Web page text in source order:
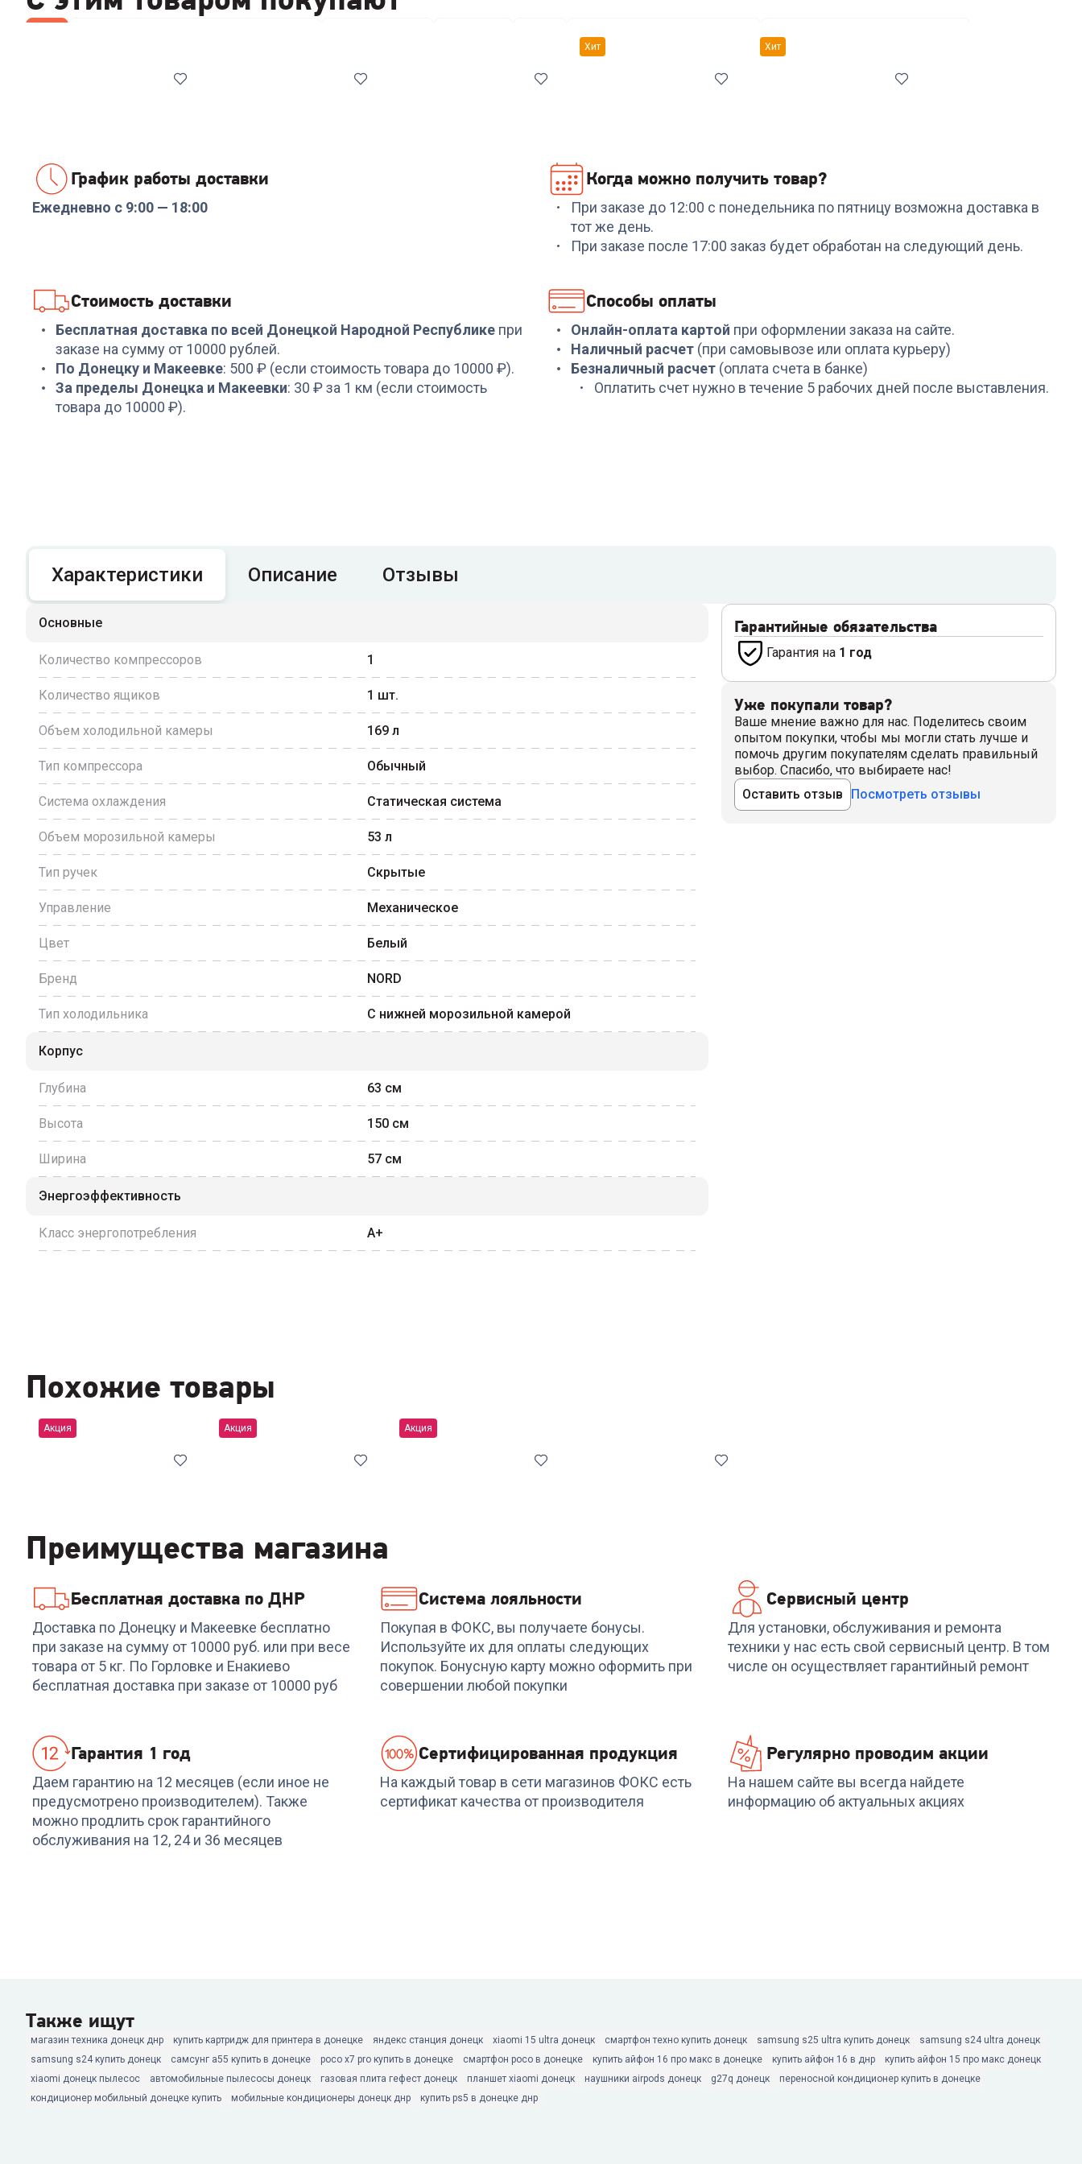
Код:00-00014086
1 599 15 999 2 999₽
Хит
Код:00-00014294
Набор посуды
RONDELL RDS-1291
18 999
Хит
Код:6878983
Кастрюля RONDELL RD-
1591 с/кр 18 см 2,0 л
2 999
Код: 6503465
Набор ножей
RD-1130 Urban
График работы доставки
Ежедневно с 9:00 — 18:00
Когда можно получить товар?
При заказе до 12:00 с понедельника по пятницу возможна доставка в
тот же день.
При заказе после 17:00 заказ будет обработан на следующий день.
Стоимость доставки
Бесплатная доставка по всей Донецкой Народной Республике при
заказе на сумму от 10000 рублей.
По Донецку и Макеевке: 500 ₽ (если стоимость товара до 10000 ₽).
За пределы Донецка и Макеевки: 30 ₽ за 1 км (если стоимость
товара до 10000 ₽).
Способы оплаты
Онлайн-оплата картой при оформлении заказа на сайте.
Наличный расчет (при самовывозе или оплата курьеру)
Безналичный расчет (оплата счета в банке)
Оплатить счет нужно в течение 5 рабочих дней после выставления.
Характеристики Описание Отзывы
Основные
Количество компрессоров 1
Количество ящиков 1 шт.
Объем холодильной камеры 169 л
Тип компрессора Обычный
Система охлаждения Статическая система
Объем морозильной камеры 53 л
Тип ручек Скрытые
Управление Механическое
Цвет Белый
Бренд NORD
Тип холодильника С нижней морозильной камерой
Корпус
Глубина 63 см
Высота 150 см
Ширина 57 см
Энергоэффективность
Класс энергопотребления A+
Гарантийные обязательства
Гарантия на 1 год
Уже покупали товар?
Ваше мнение важно для нас. Поделитесь своим
опытом покупки, чтобы мы могли стать лучше и
помочь другим покупателям сделать правильный
выбор. Спасибо, что выбираете нас!
Оставить отзыв
Посмотреть отзывы
Похожие товары
Акция
4.6(5) Код:00-00013585
Холодильник
NORDFROST NRB 121 W
25 799₽ - 3869 ₽
₽
Акция
4.8(4) Код:
Холодильник NORD
NRT 143 032
21 689₽ -1084
Акция
4.8(5) Код:6357101
Холодильник NORD
NRT 145 032
24 539₽ 1226 ₽
23 313
Холодильника NORD
NRT 143 232
+676бонусов
Преимущества магазина
Бесплатная доставка по ДНР
Доставка по Донецку и Макеевке бесплатно
при заказе на сумму от 10000 руб. или при весе
товара от 5 кг. По Горловке и Енакиево
бесплатная доставка при заказе от 10000 руб
Система лояльности
Покупая в ФОКС, вы получаете бонусы.
Используйте их для оплаты следующих
покупок. Бонусную карту можно оформить при
совершении любой покупки
Сервисный центр
Для установки, обслуживания и ремонта
техники у нас есть свой сервисный центр. В том
числе он осуществляет гарантийный ремонт
Гарантия 1 год
Даем гарантию на 12 месяцев (если иное не
предусмотрено производителем). Также
можно продлить срок гарантийного
обслуживания на 12, 24 и 36 месяцев
Cертифицированная продукция
На каждый товар в сети магазинов ФОКС есть
сертификат качества от производителя
Регулярно проводим акции
На нашем сайте вы всегда найдете
информацию об актуальных акциях
Также ищут
магазин техника донецк днр купить картридж для принтера в донецке яндекс станция донецк xiaomi 15 ultra донецк смартфон техно купить донецк samsung s25 ultra купить донецк
samsung s24 ultra донецк
samsung s24 купить донецк
самсунг а55 купить в донецке poco x7 pro купить в донецке смартфон poco в донецке купить айфон 16 про макс в донецке купить айфон 16 в днр
купить айфон 15 про макс донецк
xiaomi донецк пылесос
автомобильные пылесосы донецк газовая плита гефест донецк планшет xiaomi донецк наушники airpods донецк g27q донецк
переносной кондиционер купить в донецке
кондиционер мобильный донецке купить
мобильные кондиционеры донецк днр купить ps5 в донецке днр